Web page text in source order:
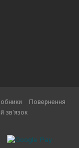
Повернення
зв’язок